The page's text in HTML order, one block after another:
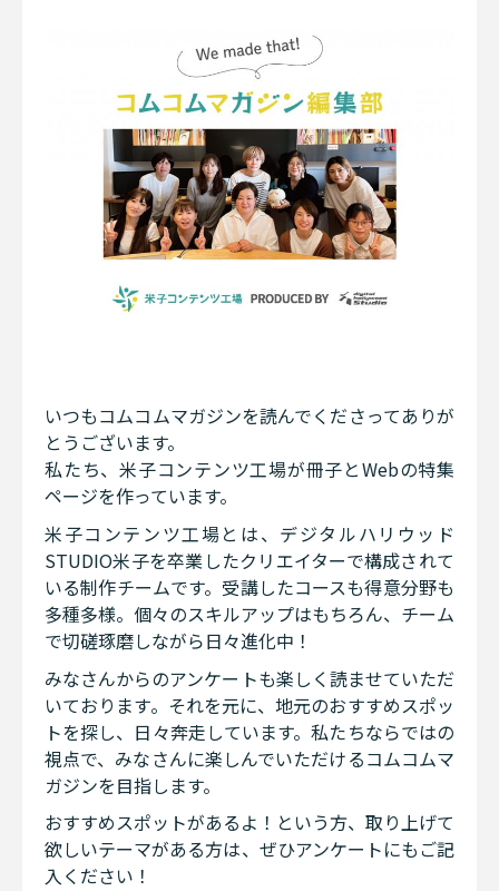
いつもコムコムマガジンを読んでくださってありが
とうございます。
私たち、米子コンテンツ工場が冊子とWebの特集
ページを作っています。
米子コンテンツ工場とは、デジタルハリウッド
STUDIO米子を卒業したクリエイターで構成されて
いる制作チームです。受講したコースも得意分野も
多種多様。個々のスキルアップはもちろん、チーム
で切磋琢磨しながら日々進化中！
みなさんからのアンケートも楽しく読ませていただ
いております。それを元に、地元のおすすめスポッ
トを探し、日々奔走しています。私たちならではの
視点で、みなさんに楽しんでいただけるコムコムマ
ガジンを目指します。
おすすめスポットがあるよ！という方、取り上げて
欲しいテーマがある方は、ぜひアンケートにもご記
入ください！